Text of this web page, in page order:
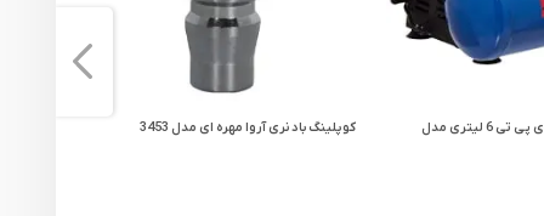
کمپرسور باد پرتابل ای پی تی 6 لیتری مدل
کوپلینگ باد نری آروا مهره ای مدل 3453